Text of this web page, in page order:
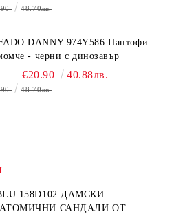
48.70лв.
DANNY 974Y586 Пантофи
- черни с динозавър
€20.90 40.88лв.
48.70лв.
158D102 ДАМСКИ
САНДАЛИ ОТ